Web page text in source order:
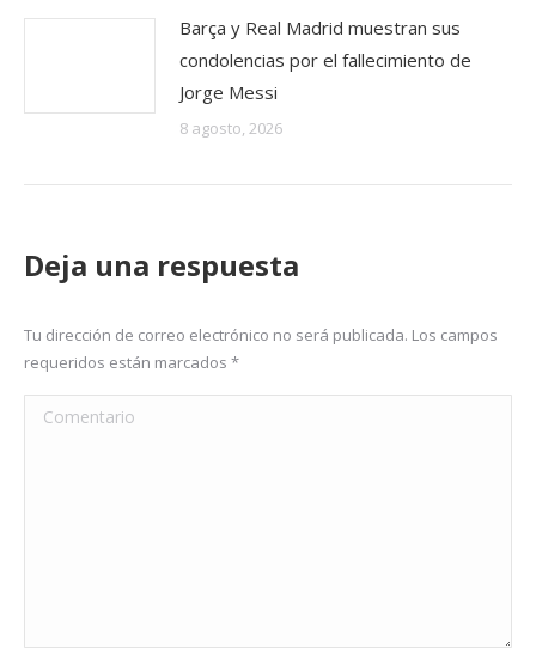
Barça y Real Madrid muestran sus
condolencias por el fallecimiento de
Jorge Messi
8 agosto, 2026
Deja una respuesta
Tu dirección de correo electrónico no será publicada. Los campos
requeridos están marcados *
Comentario